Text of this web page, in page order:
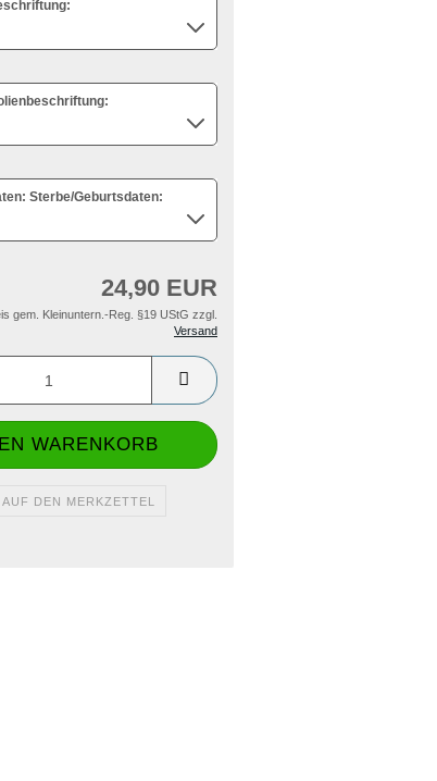
Sterbe/Geburtsdaten:
24,90 EUR
gem. Kleinuntern.-Reg. §19 UStG zzgl.
Versand
AUF DEN MERKZETTEL